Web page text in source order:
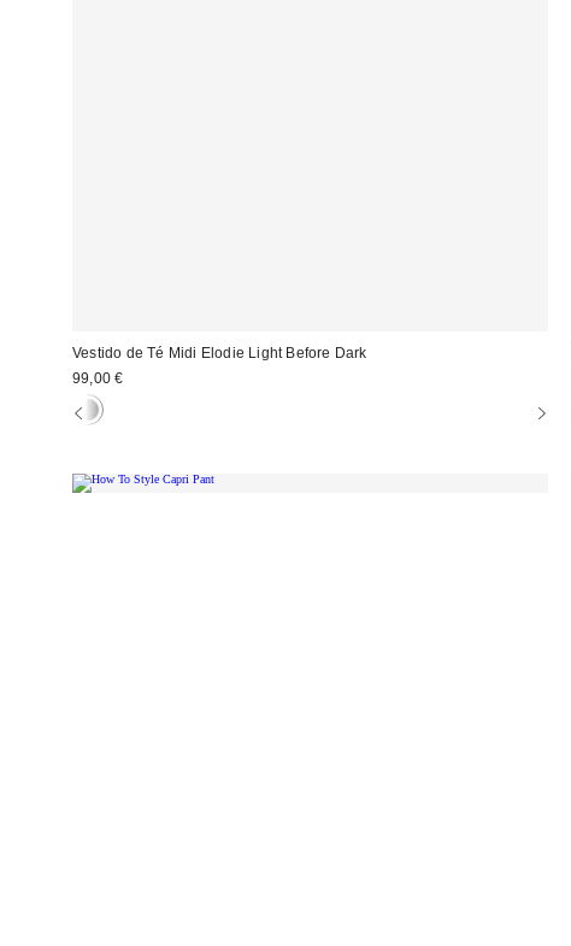
Vestido de Té Midi Elodie Light Before Dark
99,00 €